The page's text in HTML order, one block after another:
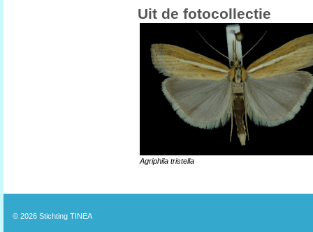
Uit de fotocollectie
Agriphila tristella
© 2026 Stichting TINEA